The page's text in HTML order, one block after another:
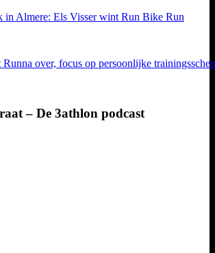
in Almere: Els Visser wint Run Bike Run
Runna over, focus op persoonlijke
– De 3athlon podcast